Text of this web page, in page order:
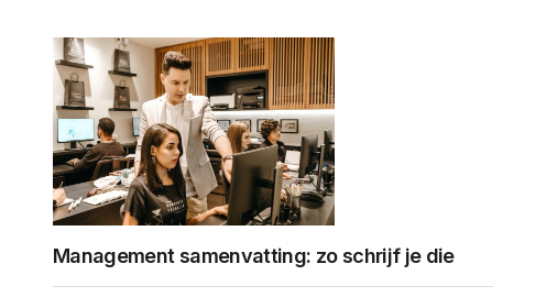
Management samenvatting: zo schrijf je die